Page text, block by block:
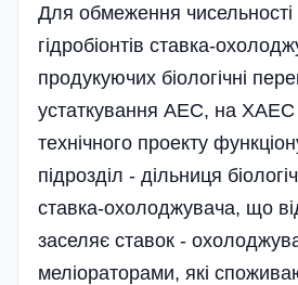
Для обмеження чисельності
гідробіонтів ставка-
продукуючих біологічні
устаткування АЕС, на ХАЕС
технічного проекту
підрозділ - дільниця
ставка-охолоджувача, що
заселяє ставок -
меліораторами, які